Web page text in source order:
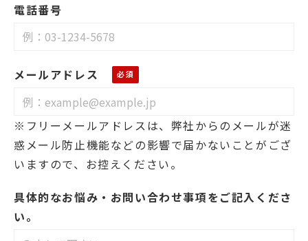
電話番号
メールアドレス
※フリーメールアドレスは、弊社からのメールが迷
惑メール防止機能などの影響で届かないことがござ
いますので、お控えください。
具体的なお悩み・お問い合わせ事項をご記入くださ
い。